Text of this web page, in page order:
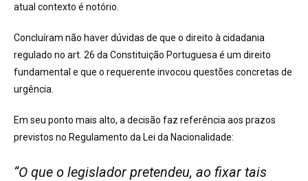
atual contexto é notório.
Concluíram não haver dúvidas de que o direito à cidadania
regulado no art. 26 da Constituição Portuguesa é um direito
fundamental e que o requerente invocou questões concretas de
urgência.
Em seu ponto mais alto, a decisão faz referência aos prazos
previstos no Regulamento da Lei da Nacionalidade:
“O que o legislador pretendeu, ao fixar tais